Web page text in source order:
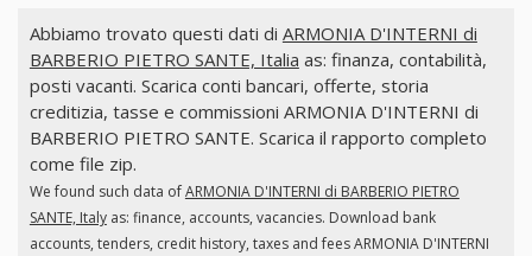
Abbiamo trovato questi dati di ARMONIA D'INTERNI di
BARBERIO PIETRO SANTE, Italia as: finanza, contabilità,
posti vacanti. Scarica conti bancari, offerte, storia
creditizia, tasse e commissioni ARMONIA D'INTERNI di
BARBERIO PIETRO SANTE. Scarica il rapporto completo
come file zip.
We found such data ofARMONIA D'INTERNI di BARBERIO PIETRO
SANTE, Italyas: finance, accounts, vacancies. Download bank
accounts, tenders, credit history, taxes and fees ARMONIA D'INTERNI